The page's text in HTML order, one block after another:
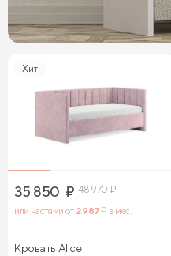
Хит
35 850 ₽ 48 970₽
или частями от 2 987₽ в мес.
Кровать Alice